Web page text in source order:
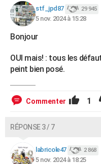
stf_jpd87 29 945
5 nov. 2024 à 15:28
Bonjour
OUI mais! : tous les
peint bien posé.
Commenter 1
RÉPONSE 3 / 7
labricole47 2 868
5 nov. 2024 à 18:25